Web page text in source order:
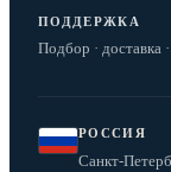
ПОДДЕРЖКА
Подбор · доставка
РОССИЯ
Санкт-